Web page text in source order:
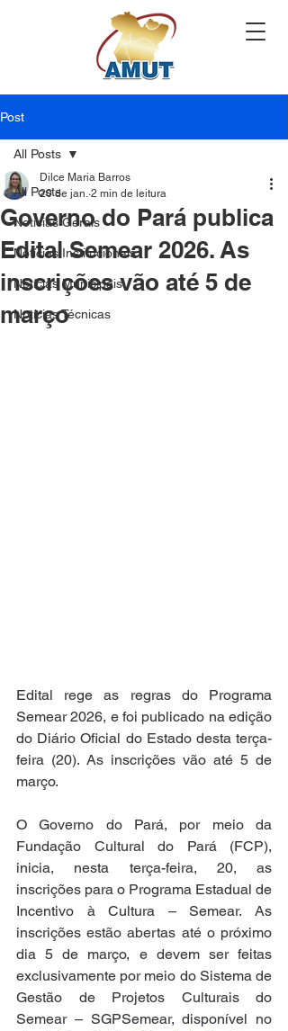
Post
All Posts
Notícias Gerais
Notícias Institucionais
Notícias Municipais
Notícias Técnicas
All Posts
Governo do Pará publica
Edital Semear 2026. As
inscrições vão até 5 de
março
Dilce Maria Barros
20 de jan. 2 min de leitura
Edital rege as regras do Programa
Semear 2026, e foi publicado na edição
do Diário Oficial do Estado desta terça-
feira (20). As inscrições vão até 5 de
março.
O Governo do Pará, por meio da
Fundação Cultural do Pará (FCP),
inicia, nesta terça-feira, 20, as
inscrições para o Programa Estadual de
Incentivo à Cultura – Semear. As
inscrições estão abertas até o próximo
dia 5 de março, e devem ser feitas
exclusivamente por meio do Sistema de
Gestão de Projetos Culturais do
Semear – SGPSemear, disponível no